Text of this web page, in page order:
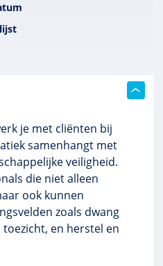
je met cliënten bij
samenhangt met
veiligheid.
die niet alleen
ook kunnen
zoals dwang
en herstel en